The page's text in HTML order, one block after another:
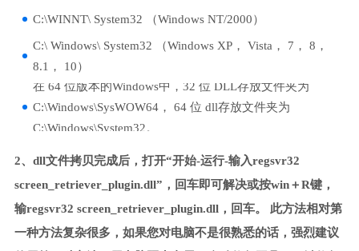
C:\WINNT\ System32 （Windows NT/2000）
C:\ Windows\ System32 （Windows XP， Vista， 7， 8，
8.1， 10）
在 64 位版本的Windows中，32 位 DLL存放文件夹为
C:\Windows\SysWOW64， 64 位 dll存放文件夹为
C:\Windows\System32。
2、dll文件拷贝完成后，打开“开始-运行-输入regsvr32
screen_retriever_plugin.dll”，回车即可解决或按win＋R键，
输regsvr32 screen_retriever_plugin.dll，回车。 此方法相对第
一种方法复杂很多，如果您对电脑不是很熟悉的话，强烈建议